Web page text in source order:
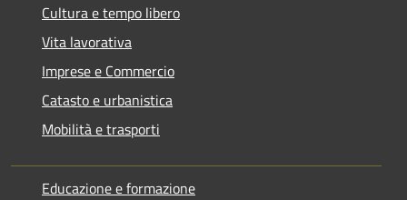
Cultura e tempo libero
Vita lavorativa
Imprese e Commercio
Catasto e urbanistica
Mobilità e trasporti
Educazione e formazione